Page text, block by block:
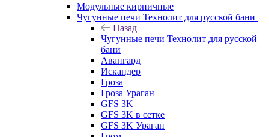
Модульные кирпичные
Чугунные печи Технолит для русской бани
Назад
Чугунные печи Технолит для русской
бани
Авангард
Искандер
Гроза
Гроза Ураган
GFS 3K
GFS 3K в сетке
GFS 3K Ураган